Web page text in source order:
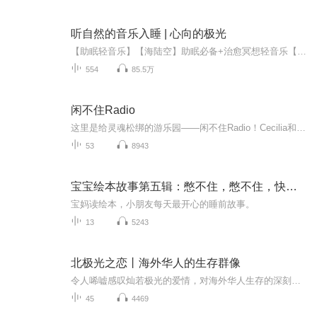
听自然的音乐入睡 | 心向的极光
554 85.5万
闲不住Radio
53 8943
宝宝绘本故事第五辑：憋不住，憋不住，快要憋不住了
宝妈读绘本，小朋友每天最开心的睡前故事。
13 5243
北极光之恋丨海外华人的生存群像
45 4469